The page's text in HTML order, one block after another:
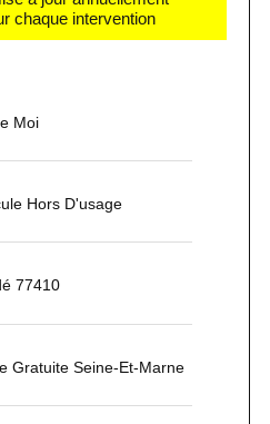
chaque intervention
Moi
Hors D'usage
77410
Gratuite Seine-Et-Marne